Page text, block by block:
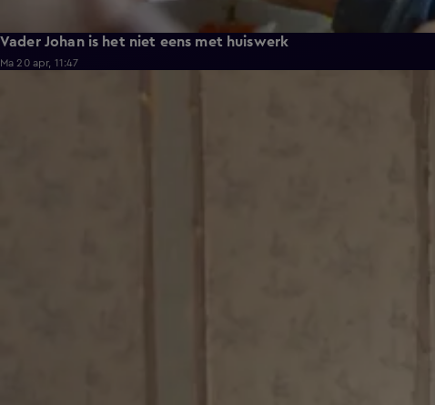
Vader Johan is het niet eens met huiswerk
Ma 20 apr, 11:47